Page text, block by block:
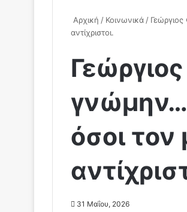
Αρχική / Κοινωνικά /
αντίχριστοι.
όσοι τον
31 Μαΐου, 2026